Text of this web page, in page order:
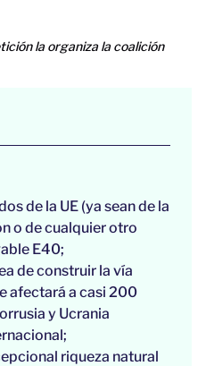
la organiza la coalición
de la UE (ya sean de la
o de cualquier otro
E40;
de construir la vía
afectará a casi 200
y Ucrania
riqueza natural